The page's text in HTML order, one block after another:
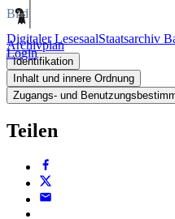
Digitaler LesesaalStaatsarchiv
Login
Bild
Archivplan
Identifikation
Inhalt und innere Ordnung
Zugangs- und
Teilen